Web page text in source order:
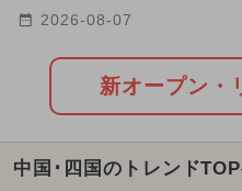
2025年7月のイベント
2024年12月のイベン
2025年4月のイベント
が誕生【愛媛・松山】
2026-08-07
新オープン・
中国･四国のトレンド